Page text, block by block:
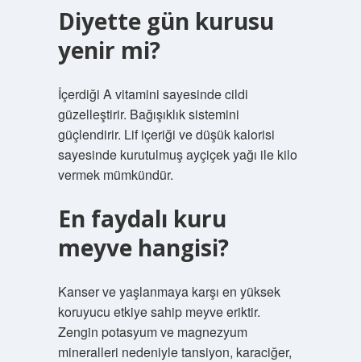
Diyette gün kurusu
yenir mi?
İçerdiği A vitamini sayesinde cildi
güzelleştirir. Bağışıklık sistemini
güçlendirir. Lif içeriği ve düşük kalorisi
sayesinde kurutulmuş ayçiçek yağı ile kilo
vermek mümkündür.
En faydalı kuru
meyve hangisi?
Kanser ve yaşlanmaya karşı en yüksek
koruyucu etkiye sahip meyve eriktir.
Zengin potasyum ve magnezyum
mineralleri nedeniyle tansiyon, karaciğer,